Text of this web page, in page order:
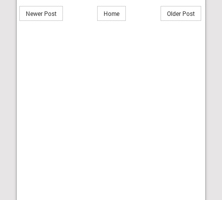
Newer Post Older Post
Home